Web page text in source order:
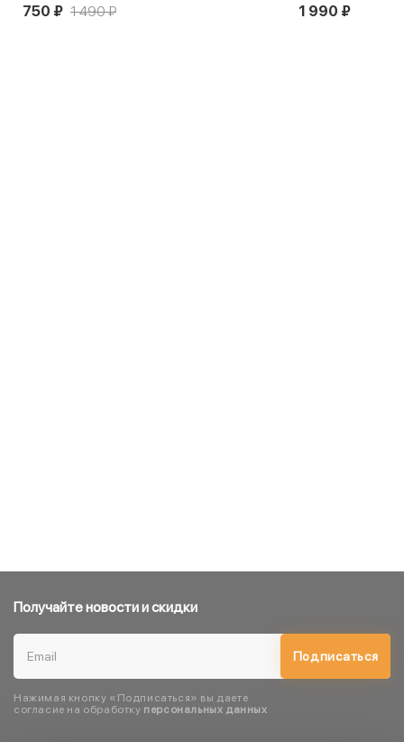
750 ₽ 1 490 ₽
1 990 ₽
Получайте новости и скидки
Подписаться
Нажимая кнопку «Подписаться» вы даете
согласие на обработку персональных данных